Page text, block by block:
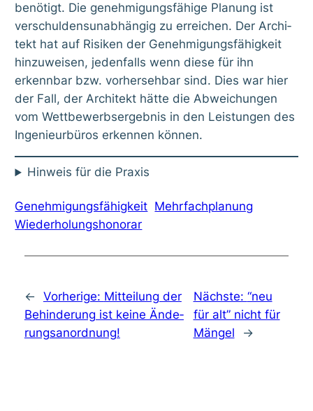
benö­tigt. Die geneh­mi­gungs­fä­hi­ge Pla­nung ist
ver­schul­dens­un­ab­hän­gig zu errei­chen. Der Archi­
tekt hat auf Risi­ken der Geneh­mi­gungs­fä­hig­keit
hin­zu­wei­sen, jeden­falls wenn die­se für ihn
erkenn­bar bzw. vor­her­seh­bar sind. Dies war hier
der Fall, der Archi­tekt hät­te die Abwei­chun­gen
vom Wett­be­werbs­er­geb­nis in den Leis­tun­gen des
Inge­nieur­bü­ros erken­nen kön­nen.
Hin­weis für die Pra­xis
Genehmigungsfähigkeit Mehrfachplanung
Wiederholungshonorar
← Vorherige: Mit­tei­lung der
Behin­de­rung ist kei­ne Ände­
rungs­an­ord­nung!
Nächste: “neu
für alt” nicht für
Män­gel
→